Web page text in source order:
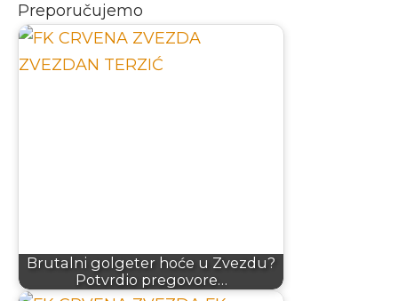
Preporučujemo
Brutalni golgeter hoće u Zvezdu?
Potvrdio pregovore…